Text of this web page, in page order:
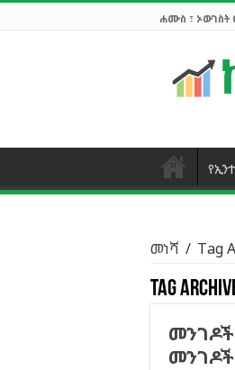
ሐሙስ ፣ ኦውገስት
መነሻ / Tag
Tag